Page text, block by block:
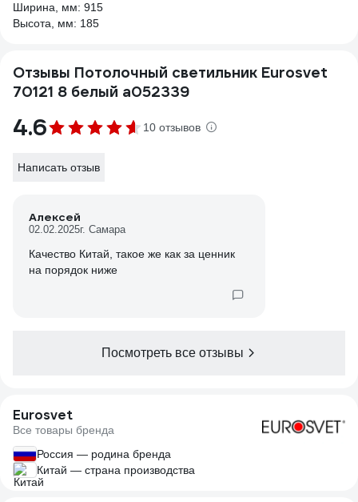
Ширина, мм: 915
Высота, мм: 185
Отзывы Потолочный светильник Eurosvet
70121 8 белый a052339
4.6 10 отзывов
Написать отзыв
Алексей
02.02.2025г. Самара
Качество Китай, такое же как за ценник
на порядок ниже
Посмотреть все отзывы
Eurosvet
Все товары бренда
Россия — родина бренда
Китай — страна производства